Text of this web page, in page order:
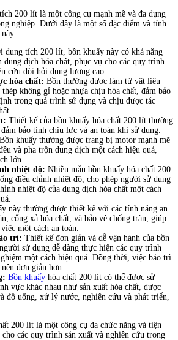
200 lít là một công cụ mạnh mẽ và đa dụng
nghiệp. Dưới đây là một số đặc điểm và tính
dung tích 200 lít, bồn khuấy này có khả năng
dịch hóa chất, phục vụ cho các quy trình
cứu đòi hỏi dung lượng cao.
hóa chất: Bồn thường được làm từ vật liệu
không gỉ hoặc nhựa chịu hóa chất, đảm bảo
trong quá trình sử dụng và chịu được tác
Thiết kế của bồn khuấy hóa chất 200 lít thường
bảo tính chịu lực và an toàn khi sử dụng.
Bồn khuấy thường được trang bị motor mạnh mẽ
và pha trộn dung dịch một cách hiệu quả,
lớn.
nhiệt độ: Nhiều mẫu bồn khuấy hóa chất 200
điều chỉnh nhiệt độ, cho phép người sử dụng
nhiệt độ của dung dịch hóa chất một cách
này thường được thiết kế với các tính năng an
cổng xả hóa chất, và bảo vệ chống tràn, giúp
một cách an toàn.
trì: Thiết kế đơn giản và dễ vận hành của bồn
sử dụng dễ dàng thực hiện các quy trình
một cách hiệu quả. Đồng thời, việc bảo trì
đơn giản hơn.
Bồn khuấy hóa chất 200 lít có thể được sử
vực khác nhau như sản xuất hóa chất, dược
đồ uống, xử lý nước, nghiên cứu và phát triển,
200 lít là một công cụ đa chức năng và tiện
các quy trình sản xuất và nghiên cứu trong